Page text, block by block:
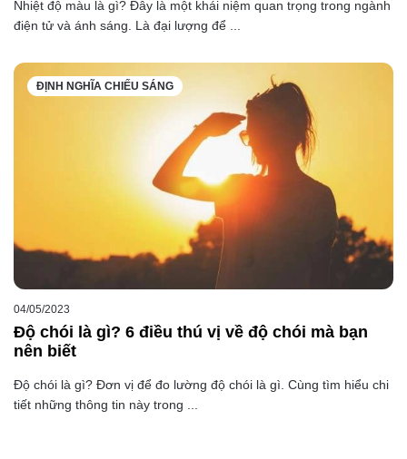
Nhiệt độ màu là gì? Đây là một khái niệm quan trọng trong ngành
điện tử và ánh sáng. Là đại lượng để ...
ĐỊNH NGHĨA CHIẾU SÁNG
04/05/2023
Độ chói là gì? 6 điều thú vị về độ chói mà bạn
nên biết
Độ chói là gì? Đơn vị để đo lường độ chói là gì. Cùng tìm hiểu chi
tiết những thông tin này trong ...